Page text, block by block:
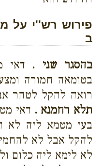
פירוש רש''י על
ב
בהסגר שני . דאי
בטומאה חמורה
רואה להקל לטהר
תלא רחמנא . דאי
בעי מטמא ליה לא
להקל אבל לא
לא לימא ליה כלום